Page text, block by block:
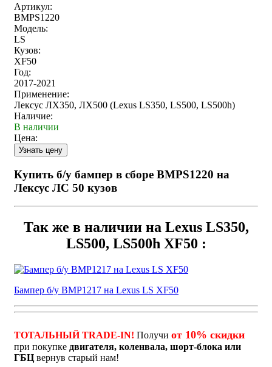
Артикул:
BMPS1220
Модель:
LS
Кузов:
XF50
Год:
2017-2021
Применение:
Лексус ЛХ350, ЛХ500 (Lexus LS350, LS500, LS500h)
Наличие:
В наличии
Цена:
Купить б/у бампер в сборе BMPS1220 на
Лексус ЛС 50 кузов
Так же в наличии на Lexus LS350,
LS500, LS500h XF50 :
Бампер б/у BMP1217 на Lexus LS XF50
ТОТАЛЬНЫЙ TRADE-IN! Получи от 10% скидки
при покупке двигателя, коленвала, шорт-блока или
ГБЦ вернув старый нам!